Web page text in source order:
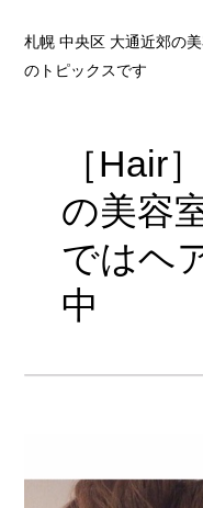
札幌 中央区 大通近郊の
のトピックスです
［Hair
の美容
ではヘ
中